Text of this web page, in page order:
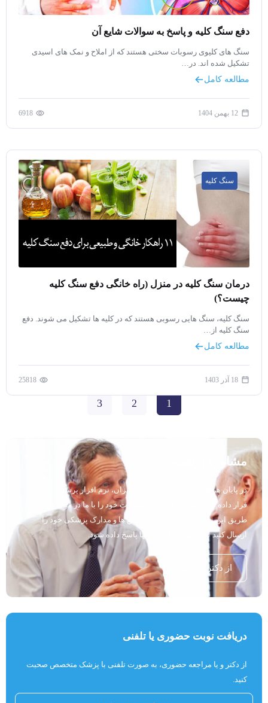
دفع سنگ کلیه و پاسخ به سوالات شایع آن
سنگ های کلیوی رسوبات سختی هستند که از املاح و نمک های اسیدی
تشکیل شده اند. در…
مطالعه کامل
12 بهمن 1404 6918
سنگ کلیه
درمان سنگ کلیه در منزل (راه خانگی دفع سنگ کلیه
چیست؟)
سنگ کلیه، سنگ هایی رسوبی هستند که در کلیه ها تشکیل می شوند. دفع
سنگ کلیه از…
مطالعه کامل
18 آذر 1403 25818
1
2
3
مشاوره پزشکی
در پایان هر مقاله برای راحتی شما عزیزان، نرم افزار پرسش و پاسخ
قرار داده شده است تا به راحتی سوالات خود را با ما در میان بگذارید. از
طریق این نرم افزار می توانید پرسش ها و مدارک پزشکی خود را
ارسال کنید تا در اسرع وقت به آنها پاسخ داده شود.
از دکتر بپرسید
دریافت نوبت حضوری یا تلفنی
از دکتر و یا مراجعه حضوری، به صورت تلفنی با پزشک متخصص صحبت
کنید.